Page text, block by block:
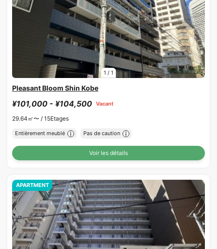
1 / 1
Pleasant Bloom Shin Kobe
¥101,000 - ¥104,500 Vacant
29.64㎡〜 / 15Etages
Entièrement meublé Pas de caution
Voir les détails
APARTMENT